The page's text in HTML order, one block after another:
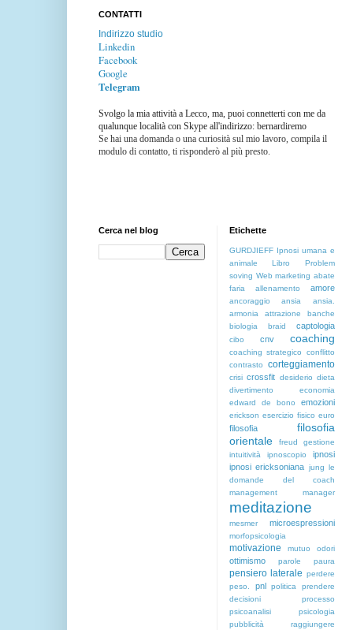
CONTATTI
Indirizzo studio
Linkedin
Facebook
Google
Telegram
Svolgo la mia attività a Lecco, ma, puoi connetterti con me da
qualunque località con Skype all'indirizzo: bernardiremo
Se hai una domanda o una curiosità sul mio lavoro, compila il
modulo di contatto, ti risponderò al più presto.
Cerca nel blog Etichette
GURDJIEFF Ipnosi umana e
animale
Libro
Problem
soving Web marketing abate
faria
allenamento amore
ancoraggio ansia
ansia.
armonia
attrazione
banche
biologia
braid captologia
cibo cnv coaching
coaching strategico
conflitto
contrasto
corteggiamento
crisi crossfit desiderio dieta
divertimento
economia
edward de bono
emozioni
erickson esercizio fisico euro
filosofia
filosofia
orientale
freud
gestione
intuitività
ipnoscopio
ipnosi
ipnosi ericksoniana jung le
domande del coach
management
manager
meditazione
mesmer microespressioni
morfopsicologia
motivazione mutuo odori
ottimismo parole paura
pensiero laterale perdere
peso.
pnl politica
prendere
decisioni
processo
psicoanalisi
psicologia
pubblicità
raggiungere